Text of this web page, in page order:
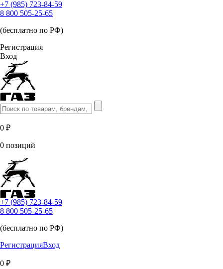
+7 (985) 723-84-59
8 800 505-25-65
(бесплатно по РФ)
Регистрация
Вход
0 ₽
0 позиций
+7 (985) 723-84-59
8 800 505-25-65
(бесплатно по РФ)
РегистрацияВход
0 ₽